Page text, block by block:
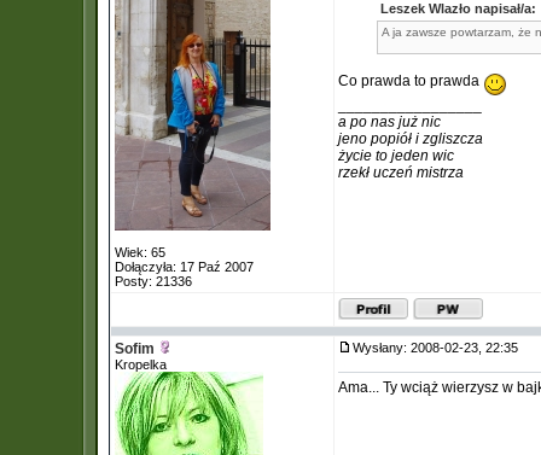
Wiek: 65
Dołączyła: 17 Paź 2007
Posty: 21336
Leszek Wlazło napisał/a:
A ja zawsze powtarzam, że
Co prawda to prawda
a po nas już nic
jeno popiół i zgliszcza
życie to jeden wic
rzekł uczeń mistrza
Sofim
Kropelka
Wysłany: 2008-02-23, 22:35
Ama... Ty wciąż wierzysz w